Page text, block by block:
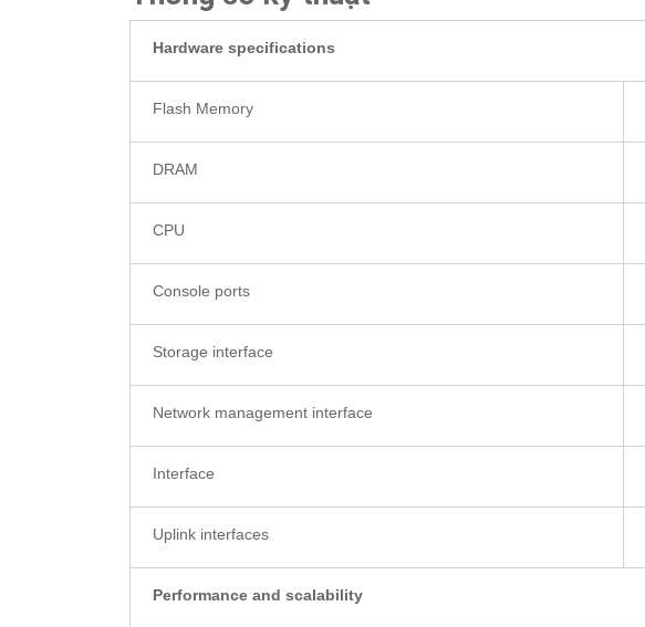
Hardware specifications
Flash Memory
DRAM
CPU
Console ports
Storage interface
Network management interface
Interface
Uplink interfaces
Performance and scalability